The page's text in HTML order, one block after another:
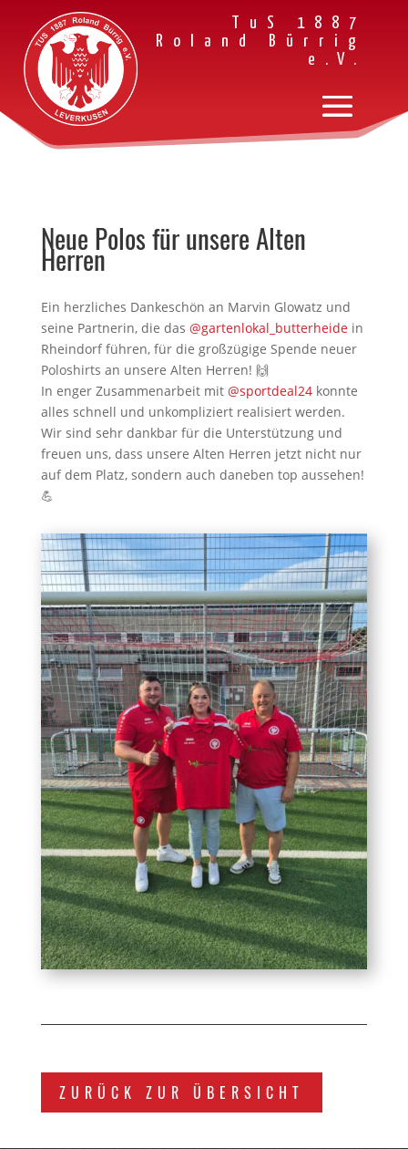
TuS 1887
Roland Bürrig
e.V.
Neue Polos für unsere Alten
Herren
Ein herzliches Dankeschön an Marvin Glowatz und
seine Partnerin, die das @gartenlokal_butterheide in
Rheindorf führen, für die großzügige Spende neuer
Poloshirts an unsere Alten Herren! 🙌
In enger Zusammenarbeit mit @sportdeal24 konnte
alles schnell und unkompliziert realisiert werden.
Wir sind sehr dankbar für die Unterstützung und
freuen uns, dass unsere Alten Herren jetzt nicht nur
auf dem Platz, sondern auch daneben top aussehen!
💪
ZURÜCK ZUR ÜBERSICHT